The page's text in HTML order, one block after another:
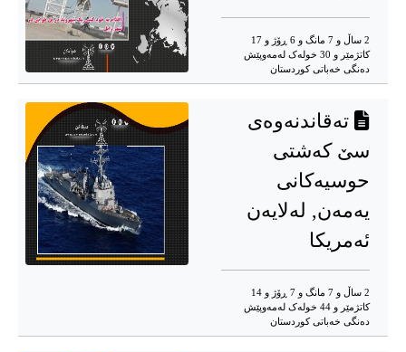
2 ساڵ و 7 مانگ و 6 ڕۆژ و 17
کاتژمێر و 30 خوله‌ک له‌مه‌وپێش‌
دەنگی خەباتی کوردستان
تەقاندنەوەی
سێ کەشتی
حوسیەکانی
یەمەن, لەلایەن
ئەمریکا
2 ساڵ و 7 مانگ و 7 ڕۆژ و 14
کاتژمێر و 44 خوله‌ک له‌مه‌وپێش‌
دەنگی خەباتی کوردستان